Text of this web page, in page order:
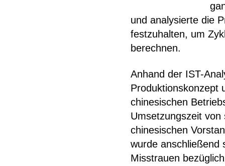
und analysierte die
festzuhalten, um
berechnen.
Anhand der IST-
Produktionskonzept
chinesischen
Umsetzungszeit
chinesischen
wurde anschließend
Misstrauen